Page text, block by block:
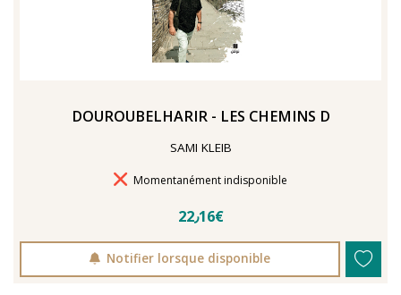
DOUROUBELHARIR - LES CHEMINS D
SAMI KLEIB
Délais de livraison
Momentanément indisponible
22٫16€
Notifier lorsque disponible